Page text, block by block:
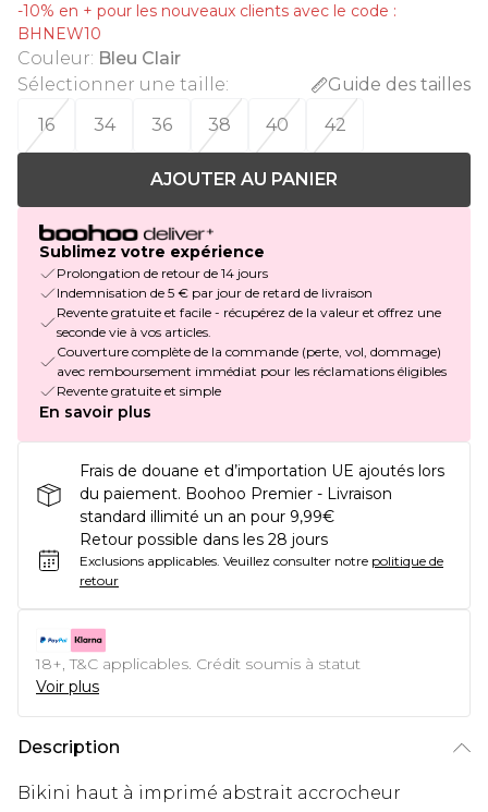
-10% en + pour les nouveaux clients avec le code :
BHNEW10
Couleur: Bleu Clair
Sélectionner une taille:
Guide des tailles
16
34 36 38 40 42
AJOUTER AU PANIER
Sublimez votre expérience
Prolongation de retour de 14 jours
Indemnisation de 5 € par jour de retard de livraison
Revente gratuite et facile - récupérez de la valeur et offrez une
seconde vie à vos articles.
Couverture complète de la commande (perte, vol, dommage)
avec remboursement immédiat pour les réclamations éligibles
Revente gratuite et simple
En savoir plus
Frais de douane et d’importation UE ajoutés lors
du paiement. Boohoo Premier - Livraison
standard illimité un an pour 9,99€
Retour possible dans les 28 jours
Exclusions applicables. Veuillez consulter notre politique de
retour
18+, T&C applicables. Crédit soumis à statut
Voir plus
Description
Bikini haut à imprimé abstrait accrocheur